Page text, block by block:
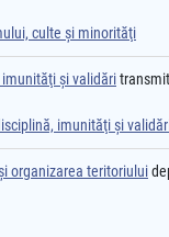
culte şi minorităţi
şi validări
imunităţi şi
organizarea teritoriului